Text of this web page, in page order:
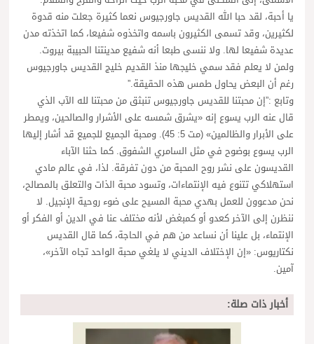
يا أحبة، لقد حبا الله القديس جاورجيوس نعما كثيرة جعلت منه قدوة
لكثيرين، وقد تسمى الكثيرون باسمه واتخذوه شفيعا، كما اتخذته مدن
عديدة شفيعا لها. ولا ننسى طبعا أنه شفيع مدينتنا الحبيبة بيروت.
ولمن لا يعلم فقد سمي خليجها منذ القديم خليج القديس جاورجيوس
رغم أن البعض يحاول طمس هذه الحقيقة.”
وتابع :”إن محبتنا للقديس جاورجيوس تنبثق من محبتنا لله الآب الذي
قال عنه الرب يسوع إنه «يشرق شمسه على الأشرار والصالحين، ويمطر
على الأبرار والظالمين» (مت 5: 45). ومحبة الجميع للجميع قد أشار إليها
الرب يسوع بوضوح في مثل السامري الشفوق. كما حثنا الآباء
القديسون على نشر روح المحبة من دون تفرقة. لذا، في عالم مادي
استهلاكي تتنوع فيه الإنتماءات، وتسود محبة الذات والتعلق بالمصالح،
نحن مدعوون للعمل بهدي محبة المسيح على ضوء روحية الإنجيل. لا
ننظرن إلى الآخر كعدو أو كمبغض لأنه مختلف عنا في الدين أو الفكر أو
الإنتماء، بل علينا أن نساعد من هم في الحاجة، كما قال القديس
نكتاريوس: «إن الإختلاف الديني لا يلغي محبة الواحد تجاه الآخر»،
آمين.
أخبار ذات صلة: